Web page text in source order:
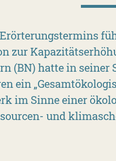
zur
(BN) hatte in
ein
im Sinne einer
und